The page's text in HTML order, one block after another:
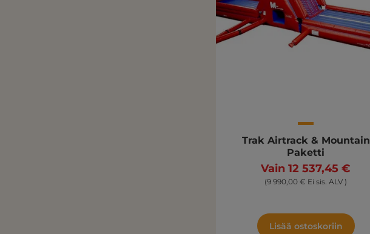
Trak Airtrack & Mountain
Paketti
Vain 12 537,45 €
(9 990,00 € Ei sis. ALV )
Lisää ostoskoriin